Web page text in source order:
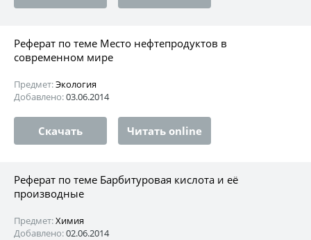
Реферат по теме Место нефтепродуктов в
современном мире
Предмет:Экология
Добавлено:03.06.2014
Скачать Читать online
Реферат по теме Барбитуровая кислота и её
производные
Предмет:Химия
Добавлено:02.06.2014